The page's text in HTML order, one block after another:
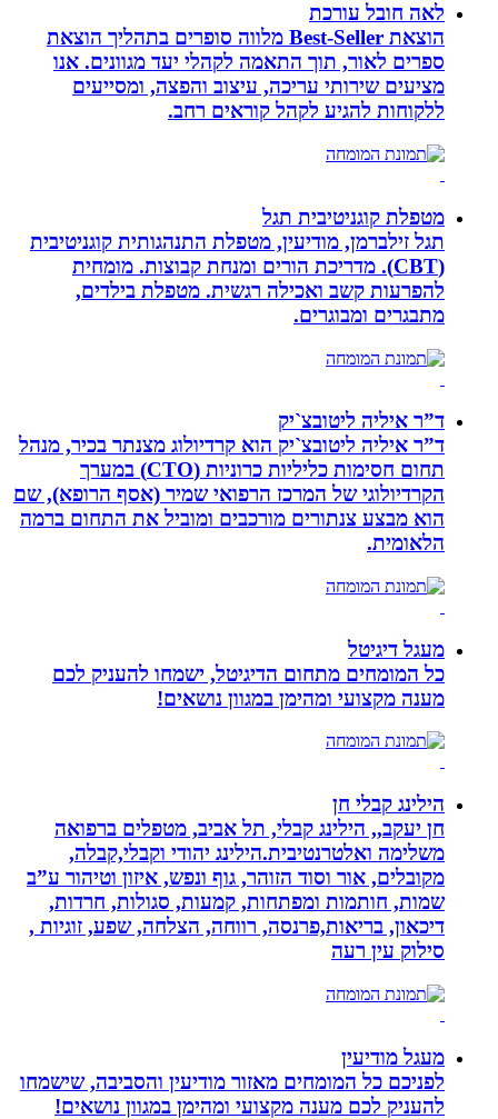
לאה חובל עורכת
הוצאת Best-Seller מלווה סופרים בתהליך הוצאת
ספרים לאור, תוך התאמה לקהלי יעד מגוונים. אנו
מציעים שירותי עריכה, עיצוב והפצה, ומסייעים
ללקוחות להגיע לקהל קוראים רחב.
מטפלת קוגניטיבית תגל
תגל זילברמן, מודיעין, מטפלת התנהגותית קוגניטיבית
(CBT). מדריכת הורים ומנחת קבוצות. מומחית
להפרעות קשב ואכילה רגשית. מטפלת בילדים,
מתבגרים ומבוגרים.
ד”ר איליה ליטובצ`יק
ד”ר איליה ליטובצ`יק הוא קרדיולוג מצנתר בכיר, מנהל
תחום חסימות כליליות כרוניות (CTO) במערך
הקרדיולוגי של המרכז הרפואי שמיר (אסף הרופא), שם
הוא מבצע צנתורים מורכבים ומוביל את התחום ברמה
הלאומית.
מעגל דיגיטל
כל המומחים מתחום הדיגיטל, ישמחו להעניק לכם
מענה מקצועי ומהימן במגוון נושאים!
הילינג קבלי חן
חן יעקב,, הילינג קבלי, תל אביב, מטפלים ברפואה
משלימה ואלטרנטיבית.הילינג יהודי וקבלי,קבלה,
מקובלים, אור וסוד הזוהר, גוף ונפש, איזון וטיהור ע”ב
שמות, חותמות ומפתחות, קמעות, סגולות, חרדות,
דיכאון, בריאות,פרנסה, רווחה, הצלחה, שפע, זוגיות ,
סילוק עין רעה
מעגל מודיעין
לפניכם כל המומחים מאזור מודיעין והסביבה, שישמחו
להעניק לכם מענה מקצועי ומהימן במגוון נושאים!